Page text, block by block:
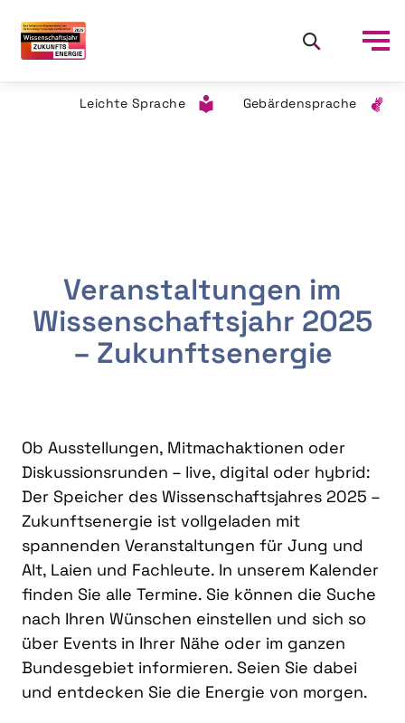
Leichte Sprache Gebärdensprache
Veranstaltungen im
Wissenschaftsjahr 2025
– Zukunftsenergie
Ob Ausstellungen, Mitmachaktionen oder
Diskussionsrunden – live, digital oder hybrid:
Der Speicher des Wissenschaftsjahres 2025 –
Zukunftsenergie ist vollgeladen mit
spannenden Veranstaltungen für Jung und
Alt, Laien und Fachleute. In unserem Kalender
finden Sie alle Termine. Sie können die Suche
nach Ihren Wünschen einstellen und sich so
über Events in Ihrer Nähe oder im ganzen
Bundesgebiet informieren. Seien Sie dabei
und entdecken Sie die Energie von morgen.